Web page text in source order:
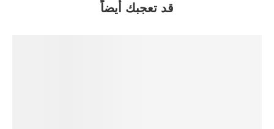
قد تعجبك أيضاً